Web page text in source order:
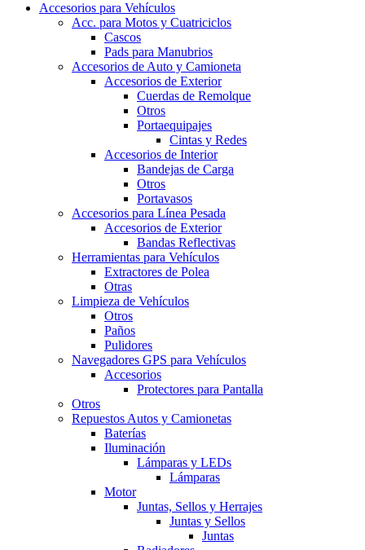
Accesorios para Vehículos
Acc. para Motos y Cuatriciclos
Cascos
Pads para Manubrios
Accesorios de Auto y Camioneta
Accesorios de Exterior
Cuerdas de Remolque
Otros
Portaequipajes
Cintas y Redes
Accesorios de Interior
Bandejas de Carga
Otros
Portavasos
Accesorios para Línea Pesada
Accesorios de Exterior
Bandas Reflectivas
Herramientas para Vehículos
Extractores de Polea
Otras
Limpieza de Vehículos
Otros
Paños
Pulidores
Navegadores GPS para Vehículos
Accesorios
Protectores para Pantalla
Otros
Repuestos Autos y Camionetas
Baterías
Iluminación
Lámparas y LEDs
Lámparas
Motor
Juntas, Sellos y Herrajes
Juntas y Sellos
Juntas